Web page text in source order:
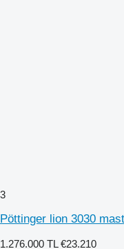
3
Pöttinger lion 3030
1.276.000 TL €23.210